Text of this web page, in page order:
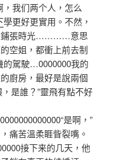
，我们两个人，怎么
學更好更實用。不然，
鋪張時光…………意思
空姐，都衝上前去制
的駕駛…0000000我的
廚房，最好是說兩個
是誰？”靈飛有點不好
是啊，”
痛苦溫柔睚眥裂嘴。
接下来的几天，他